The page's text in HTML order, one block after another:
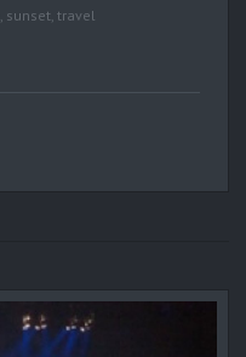
, sunset, travel